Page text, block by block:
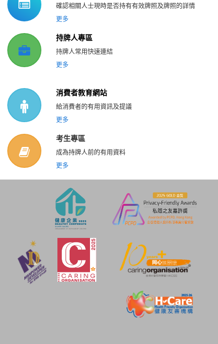
確認相關人士現時是否持有有效牌照及牌照的詳情
更多
持牌人專區
持牌人常用快速連結
更多
消費者教育網站
給消費者的有用資訊及提議
更多
考生專區
成為持牌人前的有用資料
更多